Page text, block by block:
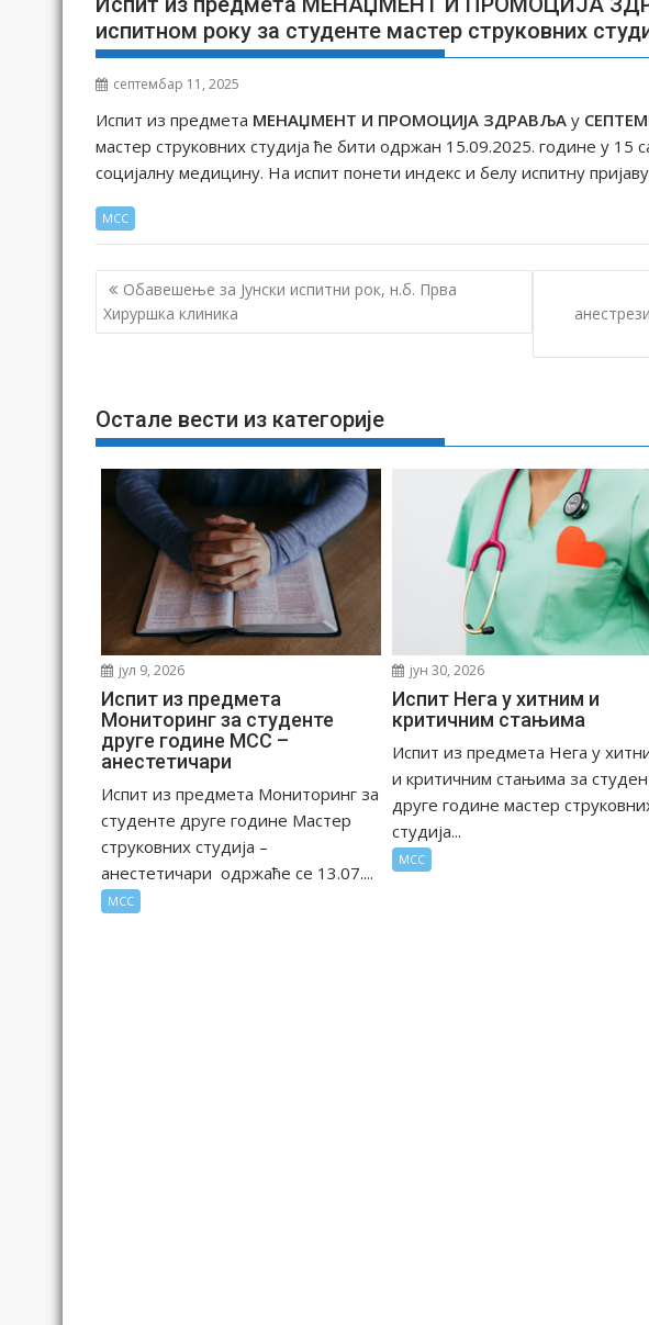
испитном року за студенте мастер струковних
септембар 11, 2025
Испит из предмета МЕНАЏМЕНТ И ПРОМОЦИЈА ЗДРАВЉА у
мастер струковних студија ће бити одржан 15.09.2025. године у 15
социјалну медицину. На испит понети индекс и белу испитну
МСС
К
р
а
њ
Обавешење за Јунски испитни рок, н.б. Прва
Хируршка клиника
Остале вести из категорије
јул 9, 2026
Испит из предмета
Мониторинг за студенте
друге године МСС –
анестетичари
Испит из предмета Мониторинг за
студенте друге године Мастер
струковних студија –
анестетичари одржаће се 13.07....
МСС
јун 30, 2026
Испит Нега у хитним и
критичним стањима
Испит из предмета Нега у
и критичним стањима за
друге године мастер
студија...
МСС